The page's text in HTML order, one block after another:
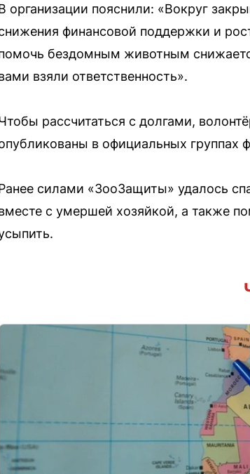
организации пояснили: «Вокруг
финансовой поддержки и
бездомным животным
взяли ответственность».
рассчитаться с долгами,
в официальных группах
силами «ЗооЗащиты» удалось
с умершей хозяйкой, а также